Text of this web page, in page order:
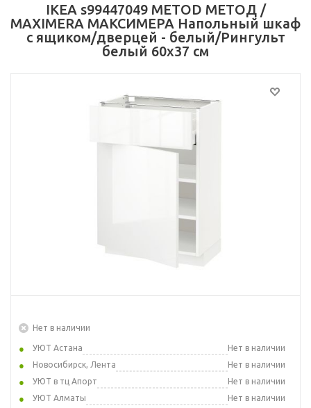
IKEA s99447049 METOD МЕТОД /
MAXIMERA МАКСИМЕРА Напольный шкаф
с ящиком/дверцей - белый/Рингульт
белый 60x37 см
Нет в наличии
УЮТ Астана
Нет в наличии
Новосибирск, Лента
Нет в наличии
УЮТ в тц Апорт
Нет в наличии
УЮТ Алматы
Нет в наличии